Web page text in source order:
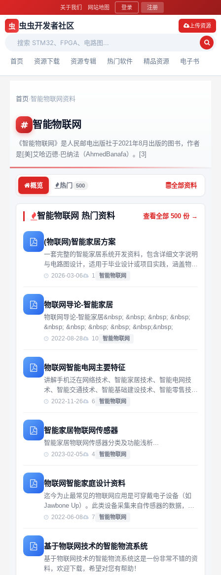
关于我们 网站地图 登录 注册
虫 虫虫开发者社区
首页 资源下载 资源专辑 热门软件 精品资源 电子书
上传资源
首页›智能物联网资料
智能物联网
《智能物联网》是人民邮电出版社于2021年8月出版的图书，作者
是[美]艾哈迈德·巴纳法（AhmedBanafa）。[3]
概览 热门 500 全部资料
智能物联网 热门资料 查看全部 500 份 →
(物联网)智能家居方案
一套完整的智能家居系统开发资料，包含详细文字说明
与电路图设计，适用于毕业设计或项目实践，涵盖物联
网技术应用与设备控制逻辑，具备实际开发价值。
2026-03-06 1 智能物联网
物联网导论-智能家居
物联网导论-智能家居&nbsp; &nbsp; &nbsp; &nbsp;
&nbsp; &nbsp; &nbsp; &nbsp; &nbsp;&nbsp;
2022-08-28 10 智能物联网
物联网智能电网主要特征
讲解手机泛在网络技术、智能家居技术、智能电网技
术、智能交通技术、智能基础建设技术、智能零售技
术。本节为大家介绍物联网智能电网主要特征。
2022-11-26 6 智能物联网
智能家居物联网传感器
智能家居物联网传感器分类及功能浅析...
2023-02-05 4 智能物联网
物联网智能家庭设计资料
迄今为止最常见的物联网应用是可穿戴电子设备（如
Jawbone Up）。此类设备采集来自传感器的数据，通
过运行复杂的算法提取有用信息，然后将这些信息传送
2022-06-08 7 智能物联网
基于物联网技术的智能物流系统
基于物联网技术的智能物流系统这是一份非常不错的资
料，欢迎下载，希望对您有帮助！